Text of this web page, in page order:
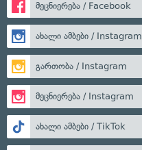
მეცნიერება / Facebook
ახალი ამბები / Instagram
გართობა / Instagram
მეცნიერება / Instagram
ახალი ამბები / TikTok